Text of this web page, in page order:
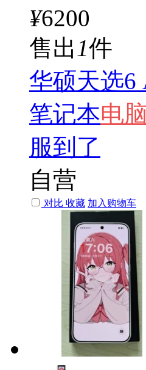
¥6200
售出1件
华硕天选6
笔记本电脑
服到了
自营
对比 收藏 加入购物车